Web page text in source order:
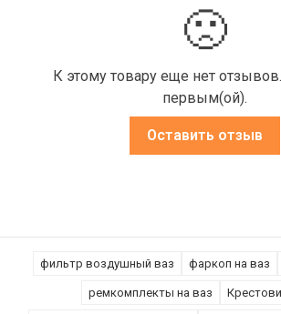
🙁
К этому товару еще нет
первым(ой).
Оставить отзыв
фильтр воздушный ваз фаркоп на ваз
ремкомплекты на ваз